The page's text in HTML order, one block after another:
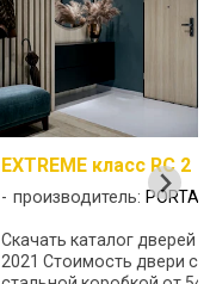
EXTREME класс RC 2
производитель: PORTA
Скачать каталог дверей
2021 Стоимость двери со